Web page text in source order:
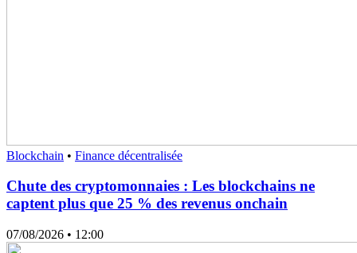
Blockchain • Finance décentralisée
Chute des cryptomonnaies : Les blockchains ne
captent plus que 25 % des revenus onchain
07/08/2026 • 12:00